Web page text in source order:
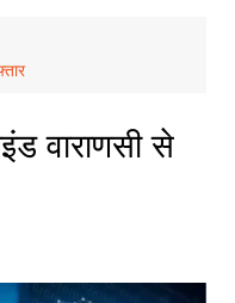
वाराणसी से